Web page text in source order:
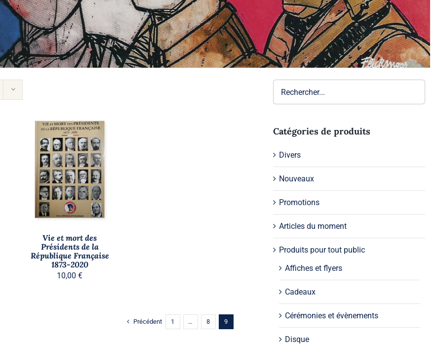
AJOUTER AU PANIER
APERÇU
Vie et mort des
Présidents de la
République Française
1873-2020
10,00€
Précédent 1 … 8 9
Catégories de produits
Divers
Nouveaux
Promotions
Articles du moment
Produits pour tout public
Affiches et flyers
Cadeaux
Cérémonies et évènements
Disque